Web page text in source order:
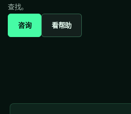
查找。
咨询
看帮助